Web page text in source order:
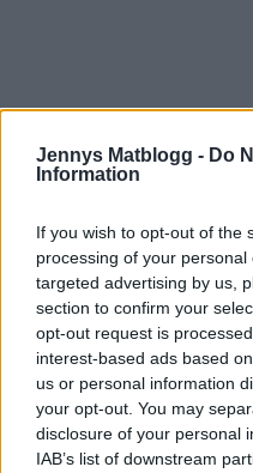
Jennys Matblogg - Do
Information
If you wish to opt-out of the
processing of your
targeted advertising by us,
section to confirm your
opt-out request is
interest-based ads based
us or personal information
your opt-out. You may
disclosure of your personal
IAB’s list of downstream